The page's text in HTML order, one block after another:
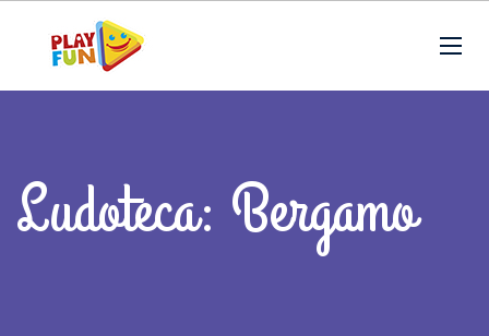
Ludoteca: Bergamo